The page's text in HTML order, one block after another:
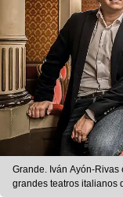
Grande. Iván Ayón-
grandes teatros italianos